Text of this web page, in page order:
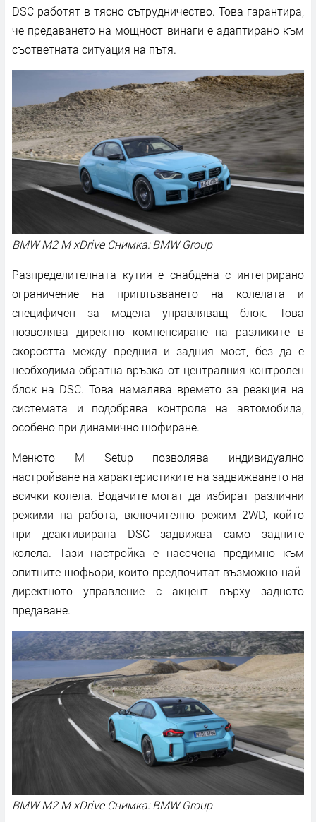
DSC работят в тясно сътрудничество. Това гарантира,
че предаването на мощност винаги е адаптирано към
съответната ситуация на пътя.
BMW M2 M xDrive Снимка: BMW Group
Разпределителната кутия е снабдена с интегрирано
ограничение на приплъзването на колелата и
специфичен за модела управляващ блок. Това
позволява директно компенсиране на разликите в
скоростта между предния и задния мост, без да е
необходима обратна връзка от централния контролен
блок на DSC. Това намалява времето за реакция на
системата и подобрява контрола на автомобила,
особено при динамично шофиране.
Менюто M Setup позволява индивидуално
настройване на характеристиките на задвижването на
всички колела. Водачите могат да избират различни
режими на работа, включително режим 2WD, който
при деактивирана DSC задвижва само задните
колела. Тази настройка е насочена предимно към
опитните шофьори, които предпочитат възможно най-
директното управление с акцент върху задното
предаване.
BMW M2 M xDrive Снимка: BMW Group